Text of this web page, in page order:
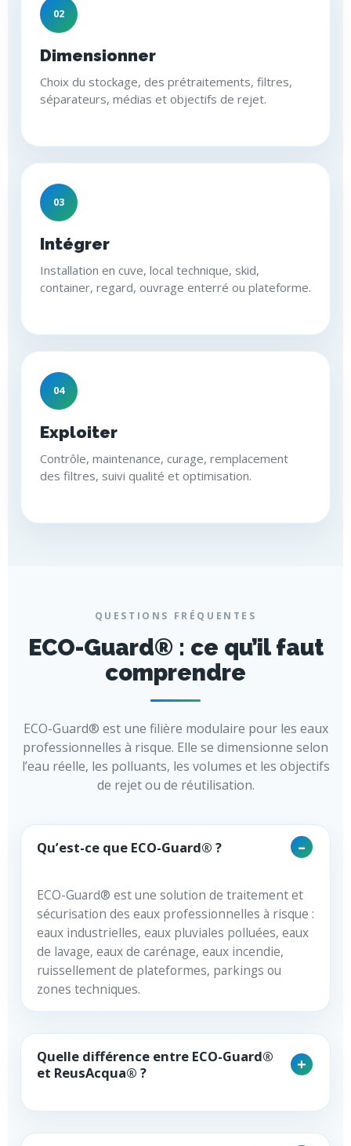
02
Dimensionner
Choix du stockage, des prétraitements, filtres,
séparateurs, médias et objectifs de rejet.
03
Intégrer
Installation en cuve, local technique, skid,
container, regard, ouvrage enterré ou plateforme.
04
Exploiter
Contrôle, maintenance, curage, remplacement
des filtres, suivi qualité et optimisation.
QUESTIONS FRÉQUENTES
ECO-Guard® : ce qu’il faut
comprendre
ECO-Guard® est une filière modulaire pour les eaux
professionnelles à risque. Elle se dimensionne selon
l’eau réelle, les polluants, les volumes et les objectifs
de rejet ou de réutilisation.
Qu’est-ce que ECO-Guard® ?
ECO-Guard® est une solution de traitement et
sécurisation des eaux professionnelles à risque :
eaux industrielles, eaux pluviales polluées, eaux
de lavage, eaux de carénage, eaux incendie,
ruissellement de plateformes, parkings ou
zones techniques.
Quelle différence entre ECO-Guard®
et ReusAcqua® ?